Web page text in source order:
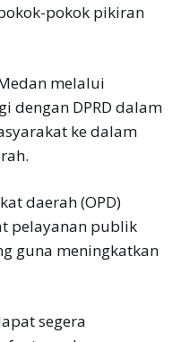
pokok pikiran
melalui
dengan DPRD dalam
ke dalam
daerah (OPD)
pelayanan publik
guna meningkatkan
segera